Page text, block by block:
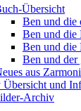
Übersicht
Ben und die
Ben und die
Ben und die
Ben und der
aus
und
Archiv